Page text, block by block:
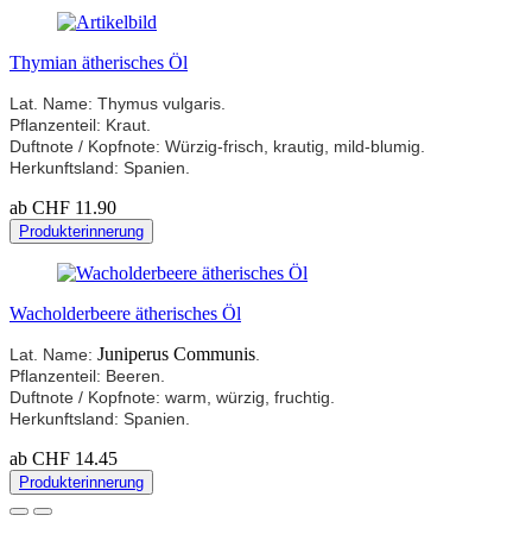
Thymian ätherisches Öl
Lat. Name: Thymus vulgaris.
Pflanzenteil: Kraut.
Duftnote / Kopfnote: Würzig-frisch, krautig, mild-blumig.
Herkunftsland: Spanien.
ab CHF 11.90
Produkterinnerung
Wacholderbeere ätherisches Öl
Lat. Name: Juniperus Communis
Pflanzenteil: Beeren.
Duftnote / Kopfnote: warm, würzig, fruchtig.
Herkunftsland: Spanien.
ab CHF 14.45
Produkterinnerung